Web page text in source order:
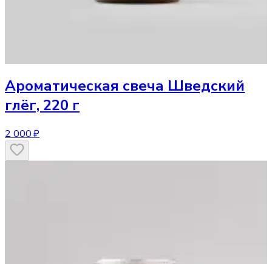
Ароматическая свеча Шведский
глёг, 220 г
2 000 ₽